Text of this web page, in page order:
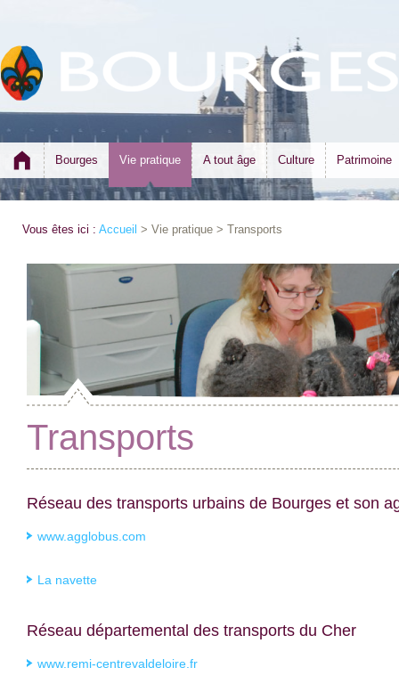
Bourges Vie pratique A tout âge Culture Patrimoine
Vous êtes ici : Accueil > Vie pratique > Transports
Transports
Réseau des transports urbains de Bourges et son
www.agglobus.com
La navette
Réseau départemental des transports du Cher
www.remi-centrevaldeloire.fr